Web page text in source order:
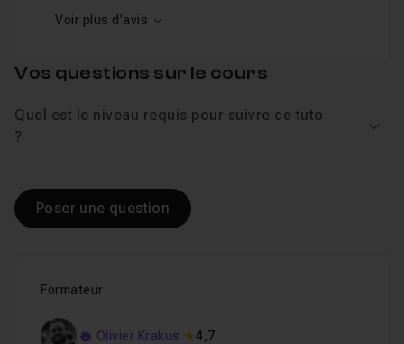
Voir plus d'avis
Formateur
Olivier Krakus 4,7
Vos questions sur le cours
Quel est le niveau requis pour suivre ce tuto
?
Poser une question